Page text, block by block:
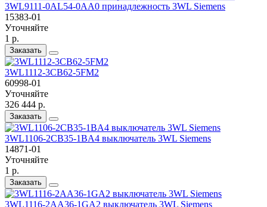
3WL9111-0AL54-0AA0 принадлежность 3WL Siemens
15383-01
Уточняйте
1 р.
Заказать
3WL1112-3CB62-5FM2
60998-01
Уточняйте
326 444 р.
Заказать
3WL1106-2CB35-1BA4 выключатель 3WL Siemens
14871-01
Уточняйте
1 р.
Заказать
3WL1116-2AA36-1GA2 выключатель 3WL Siemens